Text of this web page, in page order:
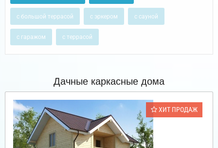
с большой террасой с эркером с сауной
с гаражом с террасой
Дачные каркасные дома
ХИТ ПРОДАЖ